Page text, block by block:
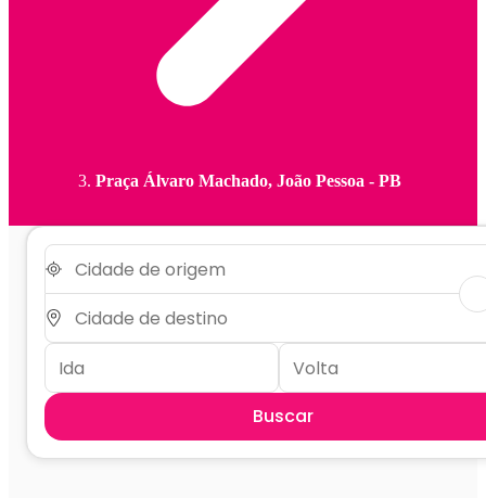
Praça Álvaro Machado, João Pessoa - PB
Buscar